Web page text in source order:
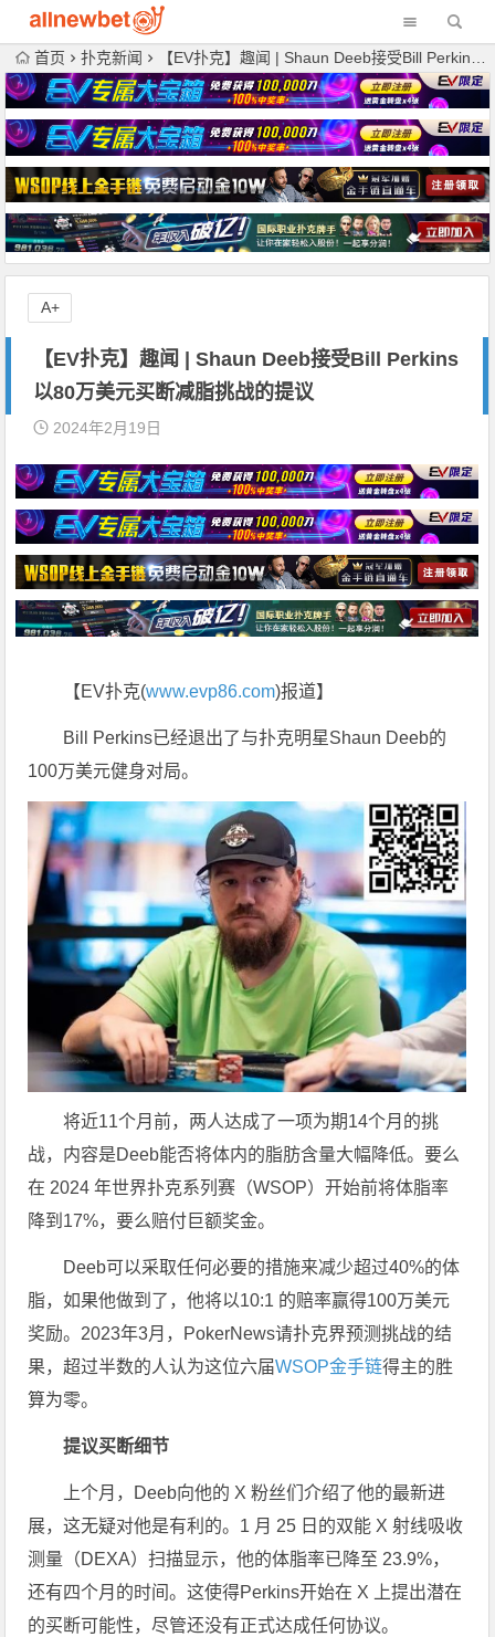
首页 扑克新闻 【EV扑克】趣闻 | Shaun Deeb接受Bill Perkins以80万美元买断减脂挑战的提议
【EV扑克】趣闻 | Shaun Deeb接受Bill Perkins
以80万美元买断减脂挑战的提议
2024年2月19日
【EV扑克(www.evp86.com)报道】
Bill Perkins已经退出了与扑克明星Shaun Deeb的
100万美元健身对局。
将近11个月前，两人达成了一项为期14个月的挑
战，内容是Deeb能否将体内的脂肪含量大幅降低。要么
在 2024 年世界扑克系列赛（WSOP）开始前将体脂率
降到17%，要么赔付巨额奖金。
Deeb可以采取任何必要的措施来减少超过40%的体
脂，如果他做到了，他将以10:1 的赔率赢得100万美元
奖励。2023年3月，PokerNews请扑克界预测挑战的结
果，超过半数的人认为这位六届WSOP金手链得主的胜
算为零。
提议买断细节
上个月，Deeb向他的 X 粉丝们介绍了他的最新进
展，这无疑对他是有利的。1 月 25 日的双能 X 射线吸收
测量（DEXA）扫描显示，他的体脂率已降至 23.9%，
还有四个月的时间。这使得Perkins开始在 X 上提出潜在
的买断可能性，尽管还没有正式达成任何协议。
A+